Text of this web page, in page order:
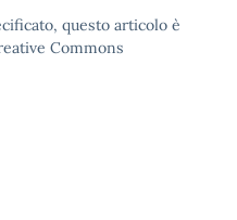
questo articolo è
Commons